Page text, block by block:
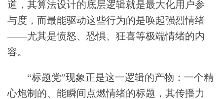
道，其算法设计的底层逻辑就是最大化用户参
与度，而最能驱动这些行为的是唤起强烈情绪
——尤其是愤怒、恐惧、狂喜等极端情绪的内
容。
“标题党”现象正是这一逻辑的产物：一个精
心炮制的、能瞬间点燃情绪的标题，其传播力